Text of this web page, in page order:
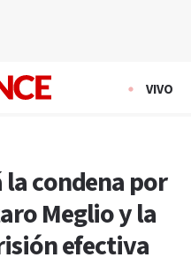
VIVO
condena por
Meglio y la
efectiva